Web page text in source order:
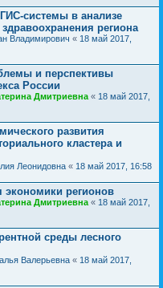
системы в анализе
региона
Владимирович « 18 май 2017,
и перспективы
России
Дмитриевна « 18 май 2017,
развития
кластера и
Леонидовна « 18 май 2017, 16:58
регионов
Дмитриевна « 18 май 2017,
среды лесного
Валерьевна « 18 май 2017,